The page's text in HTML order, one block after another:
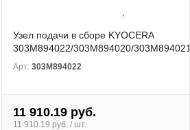
Узел подачи в сборе KYOCERA
303M894022/303M894020/303M894021
Арт: 303M894022
11 910.19 руб.
11 910.19 руб. / шт.